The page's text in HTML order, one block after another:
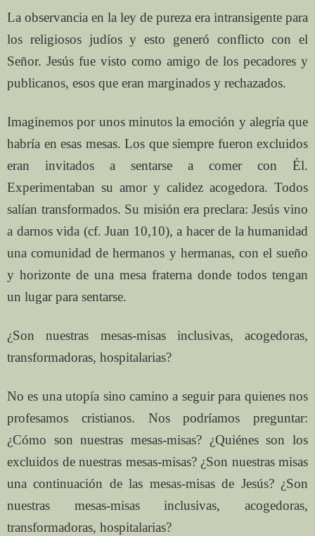
La observancia en la ley de pureza era intransigente para
los religiosos judíos y esto generó conflicto con el
Señor. Jesús fue visto como amigo de los pecadores y
publicanos, esos que eran marginados y rechazados.
Imaginemos por unos minutos la emoción y alegría que
habría en esas mesas. Los que siempre fueron excluidos
eran invitados a sentarse a comer con Él.
Experimentaban su amor y calidez acogedora. Todos
salían transformados. Su misión era preclara: Jesús vino
a darnos vida (cf. Juan 10,10), a hacer de la humanidad
una comunidad de hermanos y hermanas, con el sueño
y horizonte de una mesa fraterna donde todos tengan
un lugar para sentarse.
¿Son nuestras mesas-misas inclusivas, acogedoras,
transformadoras, hospitalarias?
No es una utopía sino camino a seguir para quienes nos
profesamos cristianos. Nos podríamos preguntar:
¿Cómo son nuestras mesas-misas? ¿Quiénes son los
excluidos de nuestras mesas-misas? ¿Son nuestras misas
una continuación de las mesas-misas de Jesús? ¿Son
nuestras mesas-misas inclusivas, acogedoras,
transformadoras, hospitalarias?